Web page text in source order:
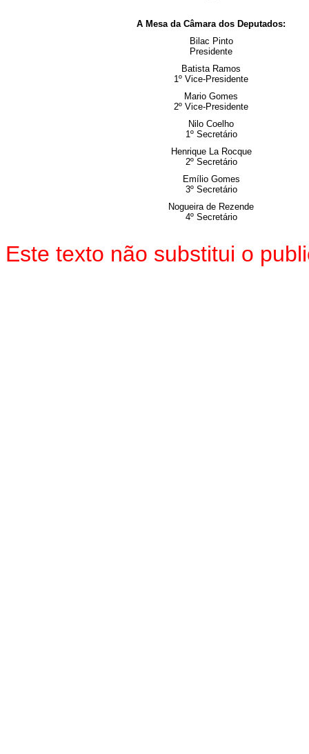
A Mesa da Câmara dos Deputados:
Bilac Pinto
Presidente
Batista Ramos
1º Vice-Presidente
Mario Gomes
2º Vice-Presidente
Nilo Coelho
1º Secretário
Henrique La Rocque
2º Secretário
Emílio Gomes
3º Secretário
Nogueira de Rezende
4º Secretário
Este texto não substitui o